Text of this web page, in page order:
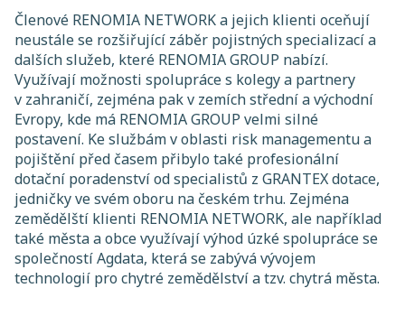
Členové RENOMIA NETWORK a jejich klienti oceňují
neustále se rozšiřující záběr pojistných specializací a
dalších služeb, které RENOMIA GROUP nabízí.
Využívají možnosti spolupráce s kolegy a partnery
v zahraničí, zejména pak v zemích střední a východní
Evropy, kde má RENOMIA GROUP velmi silné
postavení. Ke službám v oblasti risk managementu a
pojištění před časem přibylo také profesionální
dotační poradenství od specialistů z GRANTEX dotace,
jedničky ve svém oboru na českém trhu. Zejména
zemědělští klienti RENOMIA NETWORK, ale například
také města a obce využívají výhod úzké spolupráce se
společností Agdata, která se zabývá vývojem
technologií pro chytré zemědělství a tzv. chytrá města.